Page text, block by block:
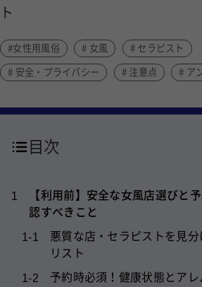
ト
#女性用風俗 # 女風 # セラピスト
# 安全・プライバシー # 注意点 # ア
目次
1
【利用前】安全な女風店選びと
認すべきこと
1-1
悪質な店・セラピストを見分
リスト
1-2
予約時必須！健康状態とアレ